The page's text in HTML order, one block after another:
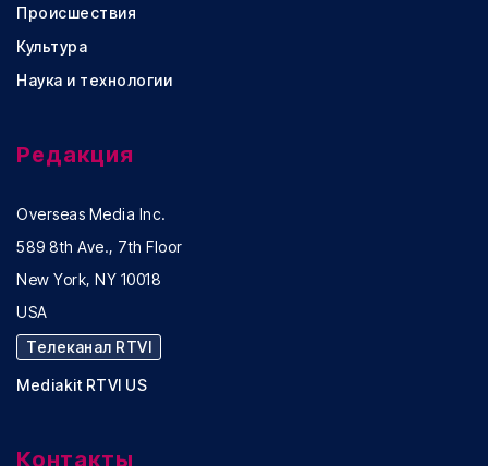
Происшествия
Культура
Наука и технологии
Редакция
Overseas Media Inc.
589 8th Ave., 7th Floor
New York, NY 10018
USA
Телеканал RTVI
Mediakit RTVI US
Контакты